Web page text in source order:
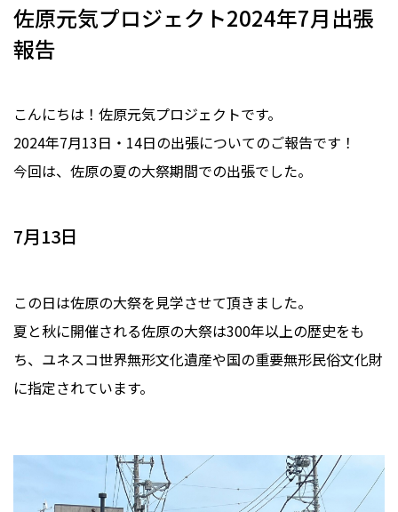
佐原元気プロジェクト2024年7月出張
報告
こんにちは！佐原元気プロジェクトです。
2024年7月13日・14日の出張についてのご報告です！
今回は、佐原の夏の大祭期間での出張でした。
7月13日
この日は佐原の大祭を見学させて頂きました。
夏と秋に開催される佐原の大祭は300年以上の歴史をも
ち、ユネスコ世界無形文化遺産や国の重要無形民俗文化財​​
に指定されています。